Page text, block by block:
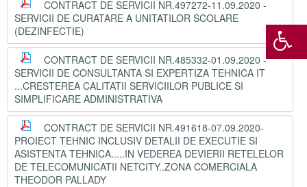
CONTRACT DE SERVICII NR.497272-11.09.2020 -
SERVICII DE CURATARE A UNITATILOR SCOLARE
(DEZINFECTIE)
CONTRACT DE SERVICII NR.485332-01.09.2020 -
SERVICII DE CONSULTANTA SI EXPERTIZA TEHNICA IT
...CRESTEREA CALITATII SERVICIILOR PUBLICE SI
SIMPLIFICARE ADMINISTRATIVA
CONTRACT DE SERVICII NR.491618-07.09.2020-
PROIECT TEHNIC INCLUSIV DETALII DE EXECUTIE SI
ASISTENTA TEHNICA.....IN VEDEREA DEVIERII RETELELOR
DE TELECOMUNICATII NETCITY..ZONA COMERCIALA
THEODOR PALLADY